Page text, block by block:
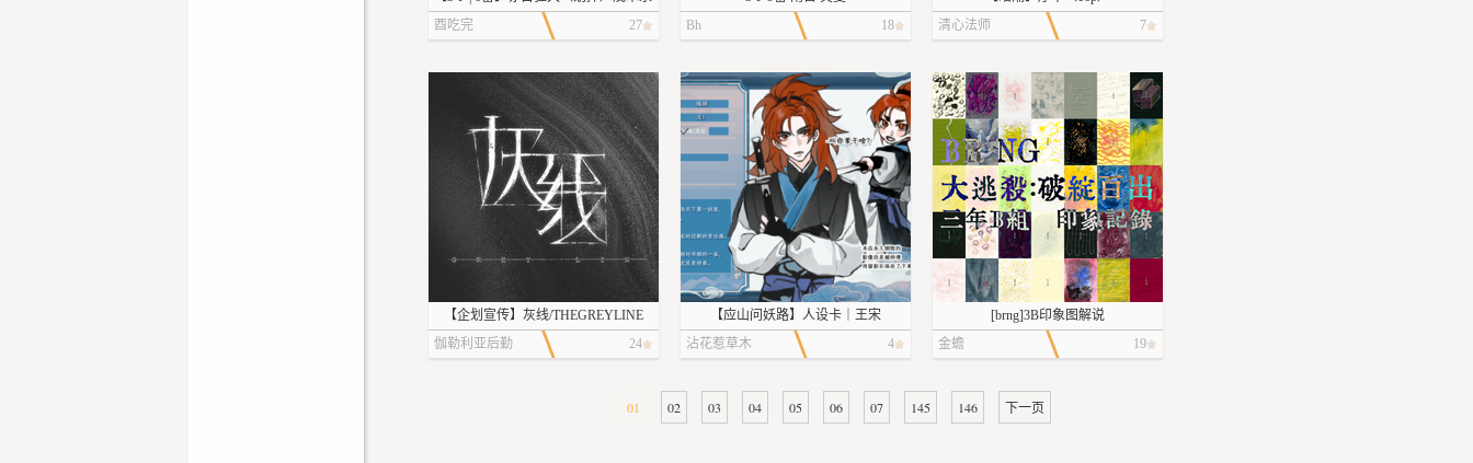
远
酉吃完 27
Bh
18
清心法师
7
【企划宣传】灰线/THEGREYLINE
伽勒利亚后勤
24
【应山问妖路】人设卡｜王宋
沾花惹草木
4
[brng]3B印象图解说
金蟾
19
01 02 03 04 05 06 07 145 146 下一页